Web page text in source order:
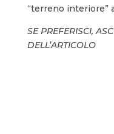
“terreno interiore”
SE PREFERISCI,
DELL’ARTICOLO